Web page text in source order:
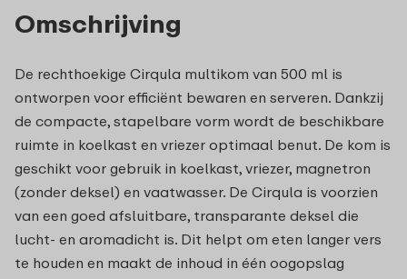
Omschrijving
De rechthoekige Cirqula multikom van 500 ml is
ontworpen voor efficiënt bewaren en serveren. Dankzij
de compacte, stapelbare vorm wordt de beschikbare
ruimte in koelkast en vriezer optimaal benut. De kom is
geschikt voor gebruik in koelkast, vriezer, magnetron
(zonder deksel) en vaatwasser. De Cirqula is voorzien
van een goed afsluitbare, transparante deksel die
lucht- en aromadicht is. Dit helpt om eten langer vers
te houden en maakt de inhoud in één oogopslag